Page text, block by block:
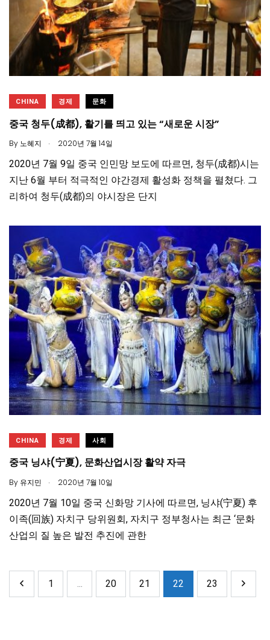
CHINA 경제 문화
중국 청두(成都), 활기를 띄고 있는 “새로운 시장”
By 노혜지 . 2020년 7월 14일
2020년 7월 9일 중국 인민망 보도에 따르면, 청두(成都)시는
지난 6월 부터 적극적인 야간경제 활성화 정책을 펼쳤다. 그
리하여 청두(成都)의 야시장은 단지
CHINA 경제 사회
중국 닝샤(宁夏), 문화산업시장 활약 자극
By 유지민 . 2020년 7월 10일
2020년 7월 10일 중국 신화망 기사에 따르면, 닝샤(宁夏) 후
이족(回族) 자치구 당위원회, 자치구 정부청사는 최근 ‘문화
산업의 질 높은 발전 추진에 관한
1 20 21 22 23